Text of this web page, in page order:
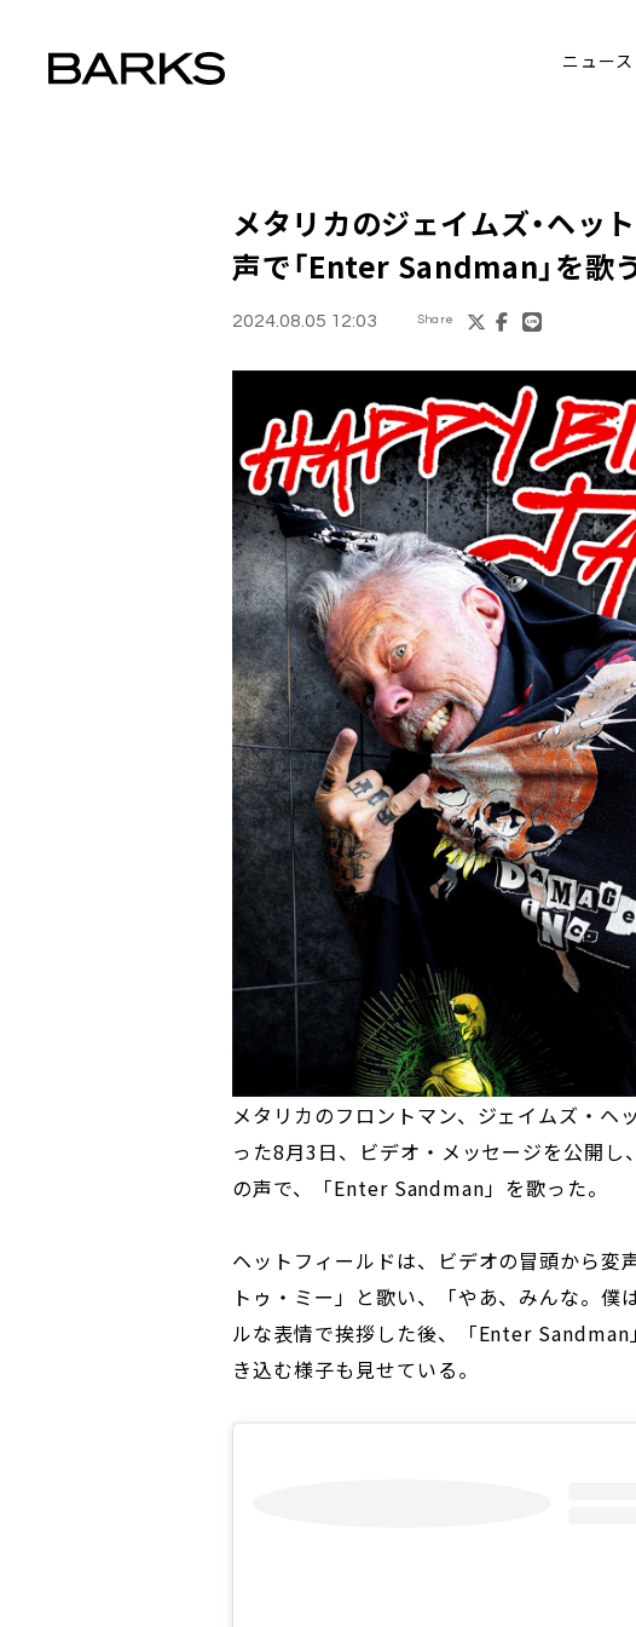
ニュース
メタリカのジェイムズ・ヘッ
声で「Enter Sandman」を歌
2024.08.05 12:03 Share
メタリカのフロントマン、ジェイムズ・ヘ
った8月3日、ビデオ・メッセージを公開
の声で、「Enter Sandman」を歌った。
ヘットフィールドは、ビデオの冒頭から変
トゥ・ミー」と歌い、「やあ、みんな。僕
ルな表情で挨拶した後、「Enter
き込む様子も見せている。